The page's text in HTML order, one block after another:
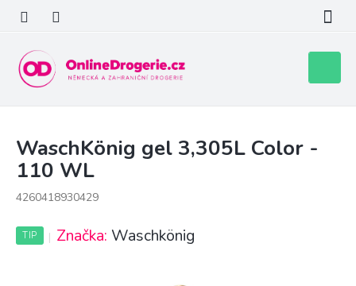
obsah
košík
WaschKönig gel 3,305L Color -
110 WL
4260418930429
TIP Značka: Waschkönig